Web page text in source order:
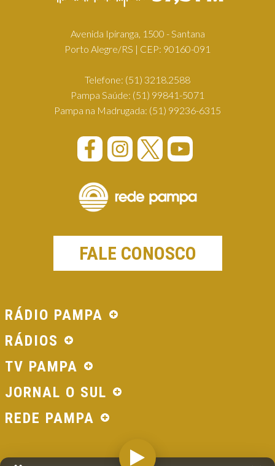
Avenida Ipiranga, 1500 - Santana
Porto Alegre/RS | CEP: 90160-091
Telefone: (51) 3218.2588
Pampa Saúde: (51) 99841-5071
Pampa na Madrugada: (51) 99236-6315
FALE CONOSCO
RÁDIO PAMPA
RÁDIOS
TV PAMPA
JORNAL O SUL
REDE PAMPA